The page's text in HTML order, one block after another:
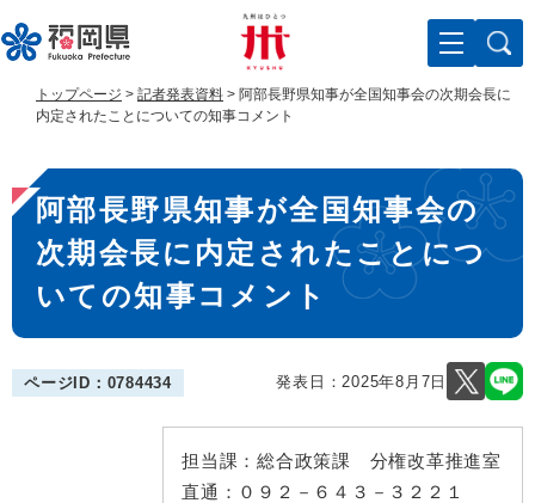
ー
ジ
す
。
ニ
ュ
し
て
トップページ > 記者発表資料 > 阿部長野県知事が全国知事会の次期会長に
内定されたことについての知事コメント
本
文
阿部長野県知事が全国知事会の
次期会長に内定されたことにつ
いての知事コメント
ページID：0784434 発表日：2025年8月7日
担当課： 総合政策課 分権改革推進室
直通： ０９２－６４３－３２２１